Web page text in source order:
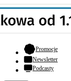
Promocje-
Newsletter
Podcasty